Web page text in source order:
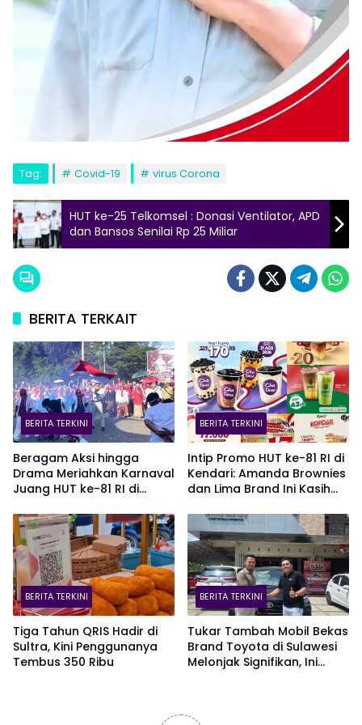
Tag: Covid-19 virus Corona
HUT ke-25 Telkomsel : Donasi Ventilator, APD
dan Bansos Senilai Rp 25 Miliar
BERITA TERKAIT
BERITA TERKINI
Beragam Aksi hingga
Drama Meriahkan Karnaval
Juang HUT ke-81 RI di
BERITA TERKINI
Intip Promo HUT ke-81 RI di
Kendari: Amanda Brownies
dan Lima Brand Ini Kasih
BERITA TERKINI
Tiga Tahun QRIS Hadir di
Sultra, Kini Penggunanya
Tembus 350 Ribu
BERITA TERKINI
Tukar Tambah Mobil Bekas
Brand Toyota di Sulawesi
Melonjak Signifikan, Ini